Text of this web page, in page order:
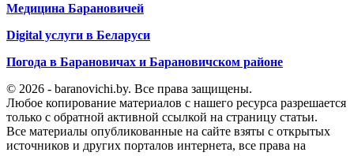
Медицина Барановичей
Digital услуги в Беларуси
Погода в Барановичах и Барановичском районе
© 2026 - baranovichi.by. Все права защищены.
Любое копирование материалов с нашего ресурса разрешается
только с обратной активной ссылкой на страницу статьи.
Все материалы опубликованные на сайте взяты с открытых
источников и других порталов интернета, все права на